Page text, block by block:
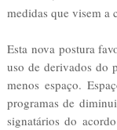
medidas que visem a
Esta nova postura
uso de derivados do
menos espaço.
programas de
signatários do